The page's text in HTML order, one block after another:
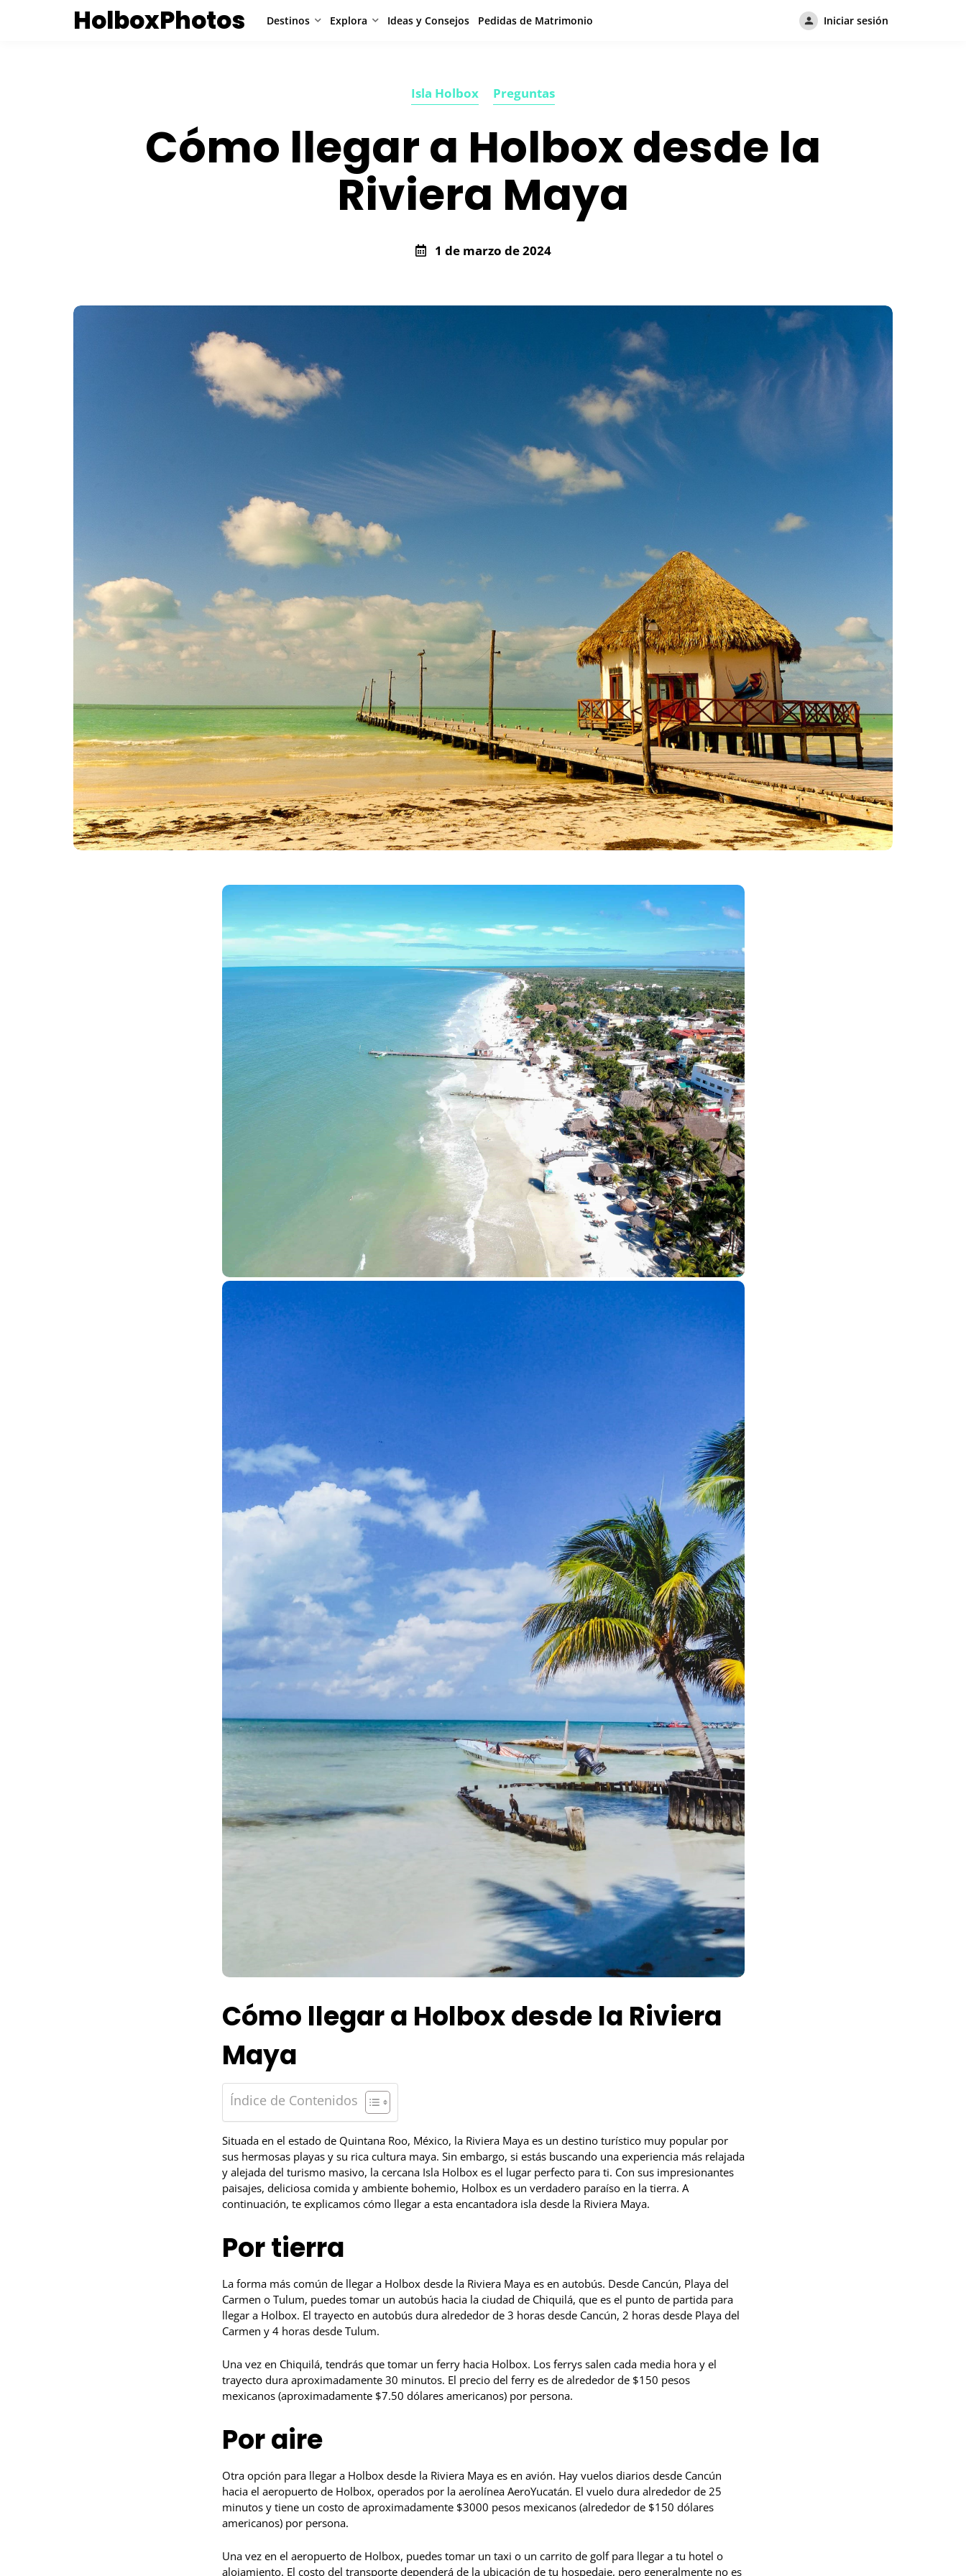
HolboxPhotos Destinos Explora Ideas y Consejos Pedidas de Matrimonio Iniciar sesión
Isla Holbox Preguntas
Cómo llegar a Holbox desde la
Riviera Maya
1 de marzo de 2024
Cómo llegar a Holbox desde la Riviera
Maya
Índice de Contenidos
Situada en el estado de Quintana Roo, México, la Riviera Maya es un destino turístico muy popular por
sus hermosas playas y su rica cultura maya. Sin embargo, si estás buscando una experiencia más relajada
y alejada del turismo masivo, la cercana Isla Holbox es el lugar perfecto para ti. Con sus impresionantes
paisajes, deliciosa comida y ambiente bohemio, Holbox es un verdadero paraíso en la tierra. A
continuación, te explicamos cómo llegar a esta encantadora isla desde la Riviera Maya.
Por tierra
La forma más común de llegar a Holbox desde la Riviera Maya es en autobús. Desde Cancún, Playa del
Carmen o Tulum, puedes tomar un autobús hacia la ciudad de Chiquilá, que es el punto de partida para
llegar a Holbox. El trayecto en autobús dura alrededor de 3 horas desde Cancún, 2 horas desde Playa del
Carmen y 4 horas desde Tulum.
Una vez en Chiquilá, tendrás que tomar un ferry hacia Holbox. Los ferrys salen cada media hora y el
trayecto dura aproximadamente 30 minutos. El precio del ferry es de alrededor de $150 pesos
mexicanos (aproximadamente $7.50 dólares americanos) por persona.
Por aire
Otra opción para llegar a Holbox desde la Riviera Maya es en avión. Hay vuelos diarios desde Cancún
hacia el aeropuerto de Holbox, operados por la aerolínea AeroYucatán. El vuelo dura alrededor de 25
minutos y tiene un costo de aproximadamente $3000 pesos mexicanos (alrededor de $150 dólares
americanos) por persona.
Una vez en el aeropuerto de Holbox, puedes tomar un taxi o un carrito de golf para llegar a tu hotel o
alojamiento. El costo del transporte dependerá de la ubicación de tu hospedaje, pero generalmente no es